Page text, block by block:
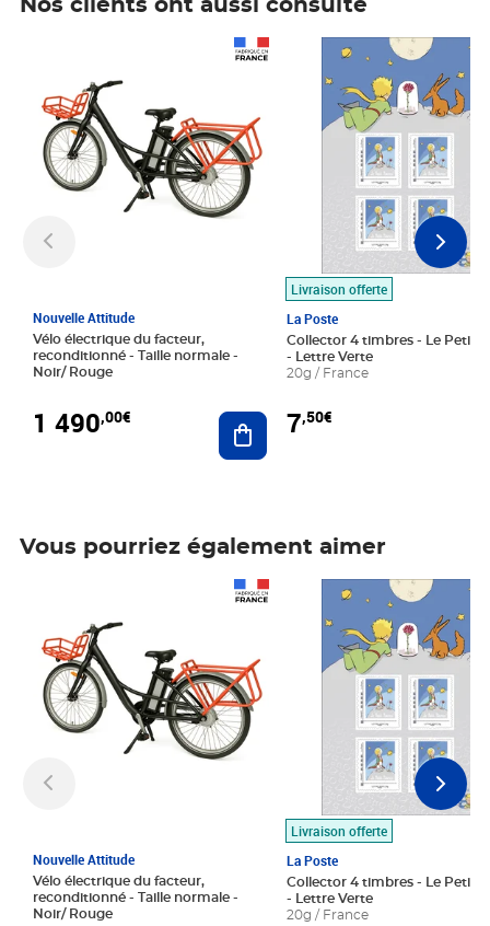
Nos clients ont aussi consulté
Nouvelle Attitude
Vélo électrique du facteur,
reconditionné - Taille normale -
Noir/ Rouge
1 490,00€ Ajouter au panier
Livraison offerte
La Poste
Collector 4 timbres - Le Petit
- Lettre Verte
20g / France
7,50€
Prix 7,50€
Vous pourriez également aimer
Nouvelle Attitude
Vélo électrique du facteur,
reconditionné - Taille normale -
Noir/ Rouge
Livraison offerte
La Poste
Collector 4 timbres - Le Petit
- Lettre Verte
20g / France
Prix 7,50€